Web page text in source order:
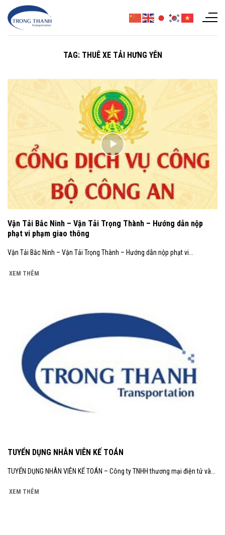
Chuyển
đến
TAG: THUÊ XE TẢI HƯNG YÊN
Vận Tải Bắc Ninh – Vận Tải Trọng Thành – Hướng dẫn nộp
phạt vi phạm giao thông
Vận Tải Bắc Ninh – Vận Tải Trọng Thành – Hướng dẫn nộp phạt vi...
XEM THÊM
TUYỂN DỤNG NHÂN VIÊN KẾ TOÁN
TUYỂN DỤNG NHÂN VIÊN KẾ TOÁN – Công ty TNHH thương mại điện tử và...
XEM THÊM